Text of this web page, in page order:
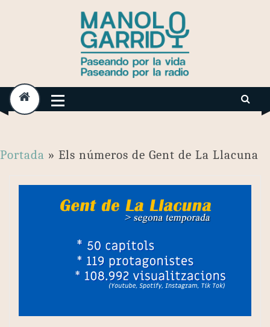
Portada » Els números de Gent de La Llacuna